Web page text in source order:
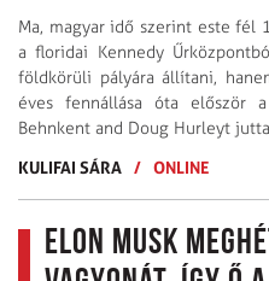
Ma, magyar idő szerint este fél
a floridai Kennedy
földkörüli pályára állítani,
éves fennállása óta először
Behnkent and Doug Hurleyt
KULIFAI SÁRA / ONLINE
Elon Musk